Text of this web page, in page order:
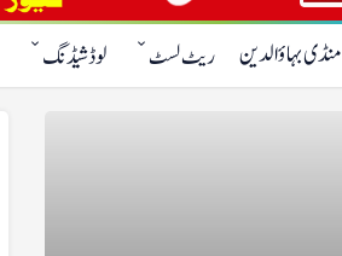
منڈی بہاؤالدین ریٹ لسٹ لوڈشیڈنگ